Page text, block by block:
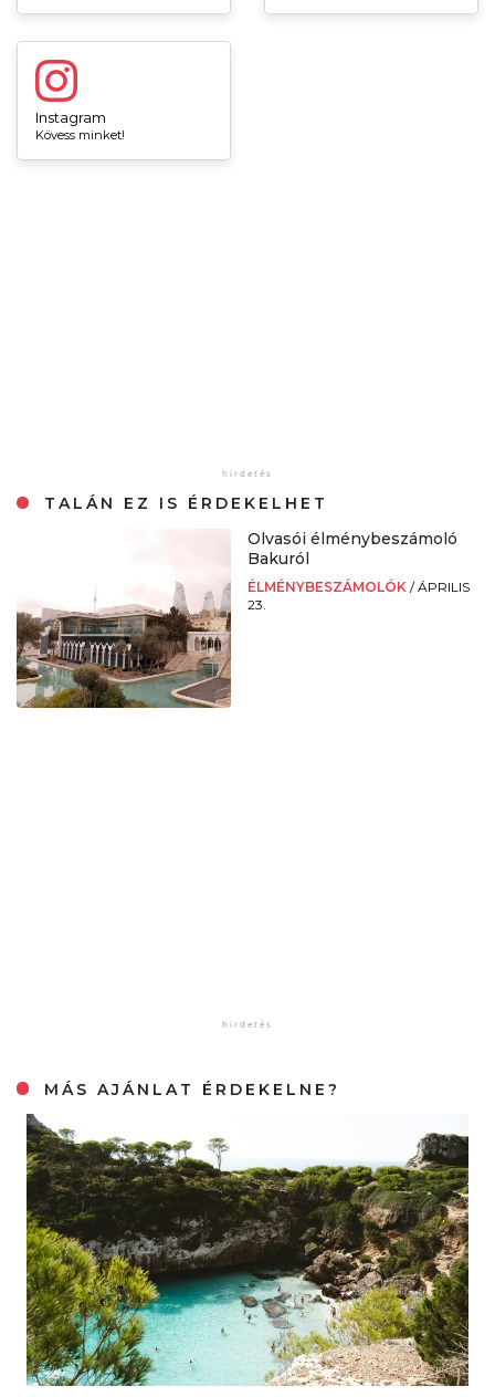
Instagram
Kövess minket!
TALÁN EZ IS ÉRDEKELHET
Olvasói élménybeszámoló
Bakuról
ÉLMÉNYBESZÁMOLÓK /ÁPRILIS
23.
MÁS AJÁNLAT ÉRDEKELNE?